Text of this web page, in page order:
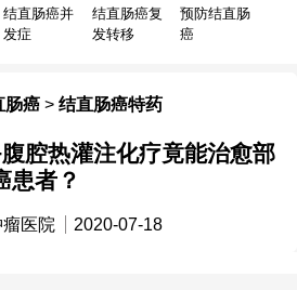
结直肠癌并
发症
结直肠癌复
发转移
预防结直肠
癌
肠癌 > 结直肠癌特药
腔热灌注化疗竟能治愈部
患者？
医院 2020-07-18